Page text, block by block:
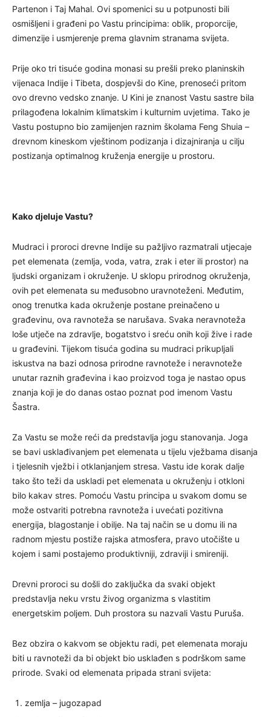
Partenon i Taj Mahal. Ovi spomenici su u potpunosti bili
osmišljeni i građeni po Vastu principima: oblik, proporcije,
dimenzije i usmjerenje prema glavnim stranama svijeta.
Prije oko tri tisuće godina monasi su prešli preko planinskih
vijenaca Indije i Tibeta, dospjevši do Kine, prenoseći pritom
ovo drevno vedsko znanje. U Kini je znanost Vastu sastre bila
prilagođena lokalnim klimatskim i kulturnim uvjetima. Tako je
Vastu postupno bio zamijenjen raznim školama Feng Shuia –
drevnom kineskom vještinom podizanja i dizajniranja u cilju
postizanja optimalnog kruženja energije u prostoru.
Kako djeluje Vastu?
Mudraci i proroci drevne Indije su pažljivo razmatrali utjecaje
pet elemenata (zemlja, voda, vatra, zrak i eter ili prostor) na
ljudski organizam i okruženje. U sklopu prirodnog okruženja,
ovih pet elemenata su međusobno uravnoteženi. Međutim,
onog trenutka kada okruženje postane preinačeno u
građevinu, ova ravnoteža se narušava. Svaka neravnoteža
loše utječe na zdravlje, bogatstvo i sreću onih koji žive i rade
u građevini. Tijekom tisuća godina su mudraci prikupljali
iskustva na bazi odnosa prirodne ravnoteže i neravnoteže
unutar raznih građevina i kao proizvod toga je nastao opus
znanja koji je do danas ostao poznat pod imenom Vastu
Šastra.
Za Vastu se može reći da predstavlja jogu stanovanja. Joga
se bavi usklađivanjem pet elemenata u tijelu vježbama disanja
i tjelesnih vježbi i otklanjanjem stresa. Vastu ide korak dalje
tako što teži da uskladi pet elemenata u okruženju i otkloni
bilo kakav stres. Pomoću Vastu principa u svakom domu se
može ostvariti potrebna ravnoteža i uvećati pozitivna
energija, blagostanje i obilje. Na taj način se u domu ili na
radnom mjestu postiže rajska atmosfera, pravo utočište u
kojem i sami postajemo produktivniji, zdraviji i smireniji.
Drevni proroci su došli do zaključka da svaki objekt
predstavlja neku vrstu živog organizma s vlastitim
energetskim poljem. Duh prostora su nazvali Vastu Puruša.
Bez obzira o kakvom se objektu radi, pet elemenata moraju
biti u ravnoteži da bi objekt bio usklađen s podrškom same
prirode. Svaki od elemenata pripada strani svijeta:
zemlja – jugozapad